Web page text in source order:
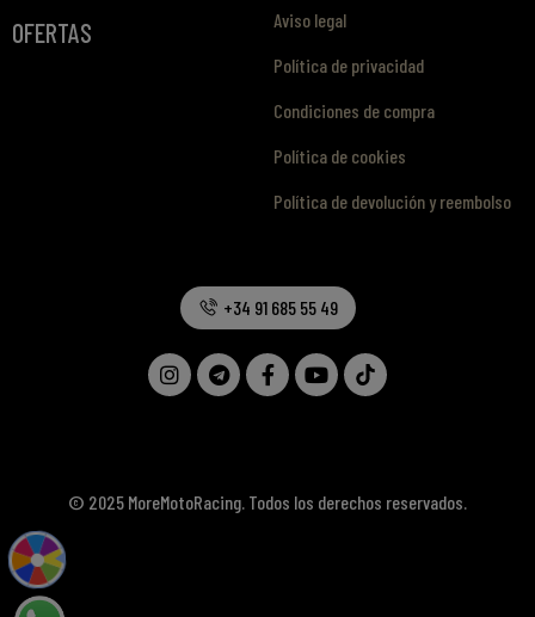
OFERTAS
Aviso legal
Política de privacidad
Condiciones de compra
Política de cookies
Política de devolución y reembolso
© 2025 MoreMotoRacing. Todos los derechos reservados.
+34 91 685 55 49